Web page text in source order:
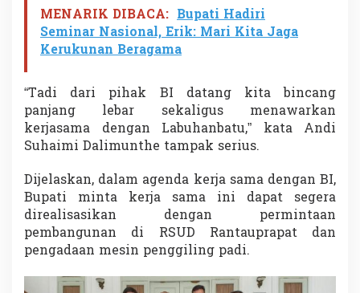
u
a
S
e
o
r
MENARIK DIBACA: Bupati Hadiri
Seminar Nasional, Erik: Mari Kita Jaga
Kerukunan Beragama
“Tadi dari pihak BI datang kita bincang
panjang lebar sekaligus menawarkan
kerjasama dengan Labuhanbatu,” kata Andi
Suhaimi Dalimunthe tampak serius.
Dijelaskan, dalam agenda kerja sama dengan BI,
Bupati minta kerja sama ini dapat segera
direalisasikan dengan permintaan
pembangunan di RSUD Rantauprapat dan
pengadaan mesin penggiling padi.